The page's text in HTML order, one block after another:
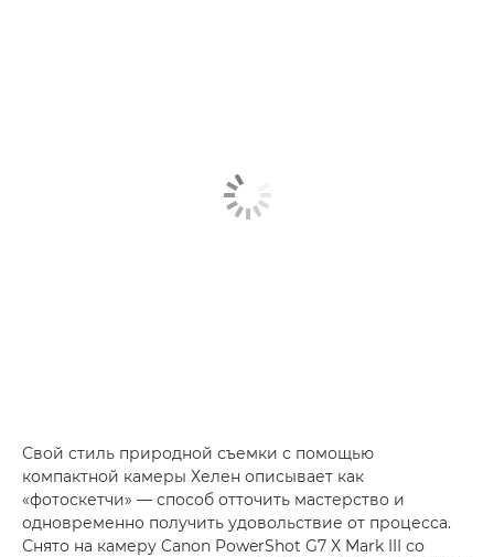
Свой стиль природной съемки с помощью
компактной камеры Хелен описывает как
«фотоскетчи» — способ отточить мастерство и
одновременно получить удовольствие от процесса.
Снято на камеру Canon PowerShot G7 X Mark III со